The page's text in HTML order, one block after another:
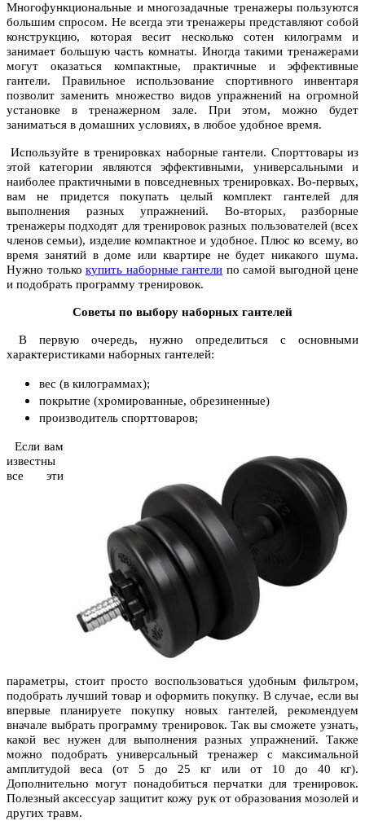
Многофункциональные и многозадачные тренажеры пользуются
большим спросом. Не всегда эти тренажеры представляют собой
конструкцию, которая весит несколько сотен килограмм и
занимает большую часть комнаты. Иногда такими тренажерами
могут оказаться компактные, практичные и эффективные
гантели. Правильное использование спортивного инвентаря
позволит заменить множество видов упражнений на огромной
установке в тренажерном зале. При этом, можно будет
заниматься в домашних условиях, в любое удобное время.
Используйте в тренировках наборные гантели. Спорттовары из
этой категории являются эффективными, универсальными и
наиболее практичными в повседневных тренировках. Во-первых,
вам не придется покупать целый комплект гантелей для
выполнения разных упражнений. Во-вторых, разборные
тренажеры подходят для тренировок разных пользователей (всех
членов семьи), изделие компактное и удобное. Плюс ко всему, во
время занятий в доме или квартире не будет никакого шума.
Нужно только купить наборные гантели по самой выгодной цене
и подобрать программу тренировок.
Советы по выбору наборных гантелей
В первую очередь, нужно определиться с основными
характеристиками наборных гантелей:
вес (в килограммах);
покрытие (хромированные, обрезиненные)
производитель спорттоваров;
Если вам
известны
все эти
параметры, стоит просто воспользоваться удобным фильтром,
подобрать лучший товар и оформить покупку. В случае, если вы
впервые планируете покупку новых гантелей, рекомендуем
вначале выбрать программу тренировок. Так вы сможете узнать,
какой вес нужен для выполнения разных упражнений. Также
можно подобрать универсальный тренажер с максимальной
амплитудой веса (от 5 до 25 кг или от 10 до 40 кг).
Дополнительно могут понадобиться перчатки для тренировок.
Полезный аксессуар защитит кожу рук от образования мозолей и
других травм.